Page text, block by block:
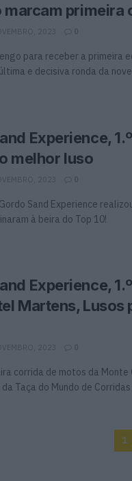
marcam primeira
0
para receber a primeira
e decisiva ronda da
Experience,
melhor luso
0
Sand Experience
à beira do Top 10!
Experience,
Martens, Lusos
2023 0
corrida de motos da Monte
Taça do Mundo de Corridas
1